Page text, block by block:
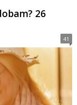
26
41